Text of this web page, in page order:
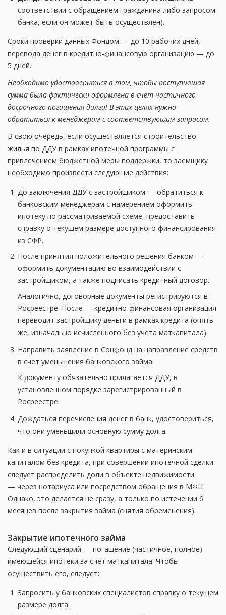
соответствии с обращением гражданина либо запросом
банка, если он может быть осуществлен).
Сроки проверки данных Фондом — до 10 рабочих дней,
перевода денег в кредитно-финансовую организацию — до
5 дней.
Необходимо удостовериться в том, чтобы поступившая
сумма была фактически оформлена в счет частичного
досрочного погашения долга! В этих целях нужно
обратиться к менеджерам с соответствующим запросом.
В свою очередь, если осуществляется строительство
жилья по ДДУ в рамках ипотечной программы с
привлечением бюджетной меры поддержки, то заемщику
необходимо произвести следующие действия:
До заключения ДДУ с застройщиком — обратиться к
банковским менеджерам с намерением оформить
ипотеку по рассматриваемой схеме, предоставить
справку о текущем размере доступного финансирования
из СФР.
После принятия положительного решения банком —
оформить документацию во взаимодействии с
застройщиком, а также подписать кредитный договор.
Аналогично, договорные документы регистрируются в
Росреестре. После — кредитно-финансовая организация
переводит застройщику деньги в рамках кредита (опять
же, изначально исчисленного без учета маткапитала).
Направить заявление в Соцфонд на направление средств
в счет уменьшения банковского займа.
К документу обязательно прилагается ДДУ, в
установленном порядке зарегистрированный в
Росреестре.
Дождаться перечисления денег в банк, удостовериться,
что они уменьшили основную сумму долга.
Как и в ситуации с покупкой квартиры с материнским
капиталом без кредита, при совершении ипотечной сделки
следует распределить доли в объекте недвижимости
— через нотариуса или посредством обращения в МФЦ.
Однако, это делается не сразу, а только по истечении 6
месяцев после закрытия займа (снятия обременения).
Закрытие ипотечного займа
Следующий сценарий — погашение (частичное, полное)
имеющейся ипотеки за счет маткапитала. Чтобы
осуществить его, следует:
Запросить у банковских специалистов справку о текущем
размере долга.